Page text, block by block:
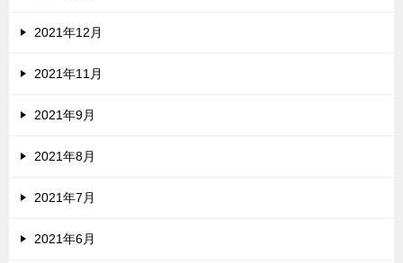
2021年12月
2021年11月
2021年9月
2021年8月
2021年7月
2021年6月